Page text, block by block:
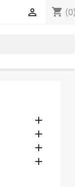
shopping_cart




